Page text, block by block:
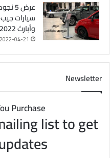
عرض
سيارات
وأبارث 2021/2022
2022-04-21
Newsletter
Purchase
list to get